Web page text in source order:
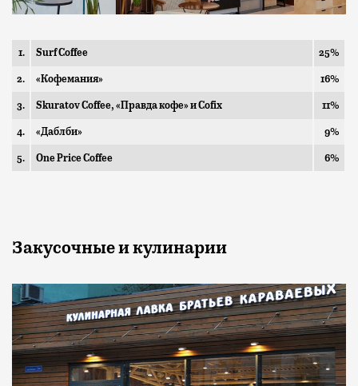
1. Surf Coffee 25%
2. «Кофемания» 16%
3. Skuratov Coffee, «Правда кофе» и Cofix 11%
4. «Даблби» 9%
5. One Price Coffee 6%
Закусочные и кулинарии